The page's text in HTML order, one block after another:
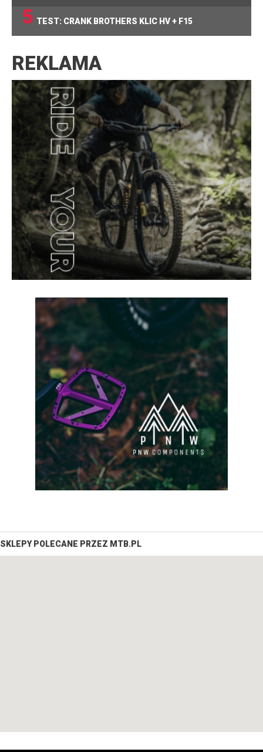
5 TEST: CRANK BROTHERS KLIC HV + F15
REKLAMA
SKLEPY POLECANE PRZEZ MTB.PL